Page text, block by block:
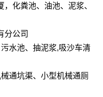
化粪池、油池、泥浆、
分公司
水池、抽泥浆,吸沙车清
通坑渠、小型机械通厕